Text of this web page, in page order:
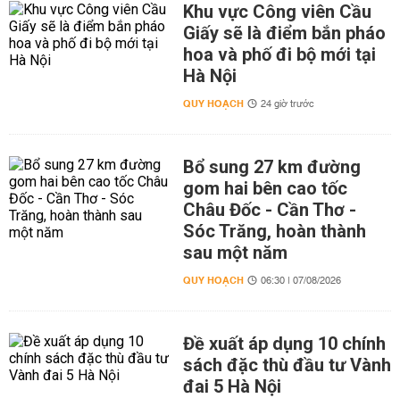
Khu vực Công viên Cầu
Giấy sẽ là điểm bắn pháo
hoa và phố đi bộ mới tại
Hà Nội
QUY HOẠCH 24 giờ trước
Bổ sung 27 km đường
gom hai bên cao tốc
Châu Đốc - Cần Thơ -
Sóc Trăng, hoàn thành
sau một năm
QUY HOẠCH 06:30 | 07/08/2026
Đề xuất áp dụng 10 chính
sách đặc thù đầu tư Vành
đai 5 Hà Nội